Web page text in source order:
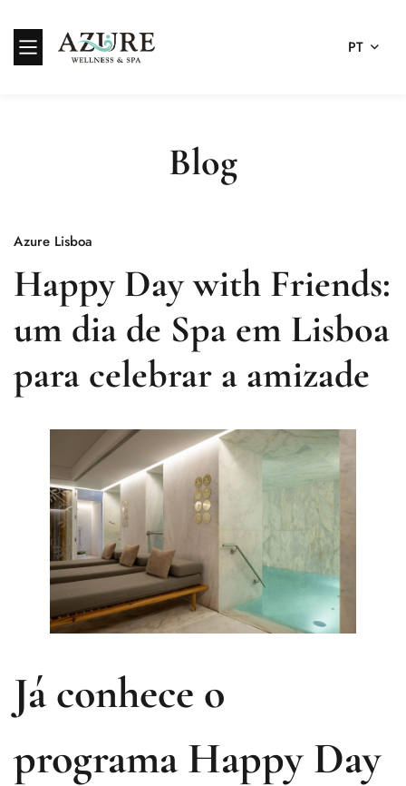
PT
Blog
Azure Lisboa
Happy Day with Friends:
um dia de Spa em Lisboa
para celebrar a amizade
Já conhece o
programa Happy Day